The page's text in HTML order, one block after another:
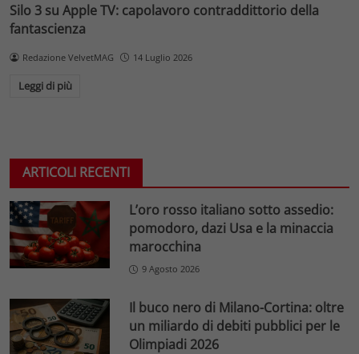
Silo 3 su Apple TV: capolavoro contraddittorio della
fantascienza
Redazione VelvetMAG 14 Luglio 2026
Leggi di più
ARTICOLI RECENTI
L’oro rosso italiano sotto assedio:
pomodoro, dazi Usa e la minaccia
marocchina
9 Agosto 2026
Il buco nero di Milano-Cortina: oltre
un miliardo di debiti pubblici per le
Olimpiadi 2026